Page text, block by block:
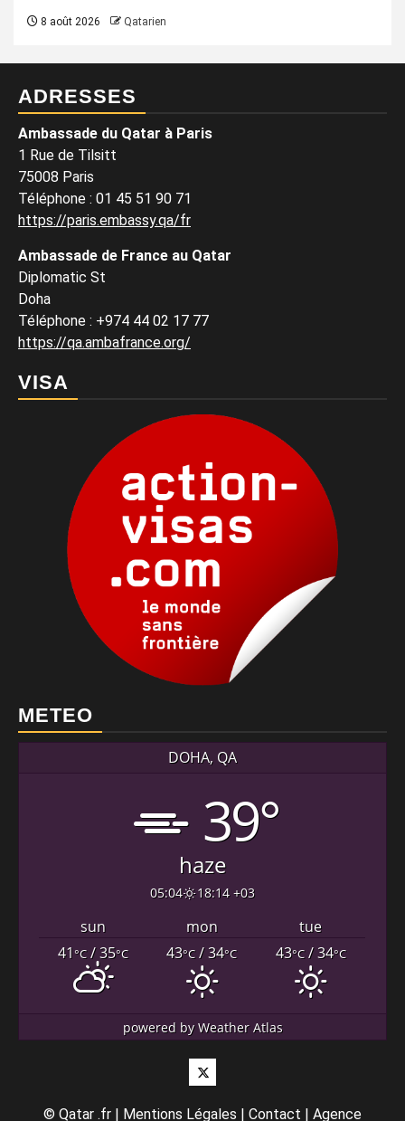
8 août 2026 Qatarien
ADRESSES
Ambassade du Qatar à Paris
1 Rue de Tilsitt
75008 Paris
Téléphone : 01 45 51 90 71
https://paris.embassy.qa/fr
Ambassade de France au Qatar
Diplomatic St
Doha
Téléphone : +974 44 02 17 77
https://qa.ambafrance.org/
VISA
METEO
DOHA, QA
39°
haze
05:04 18:14 +03
sun mon
tue
41°C/ 35°C 43°C/ 34°C 43°C/ 34°C
powered byWeather Atlas
Twitter
© Qatar .fr Mentions Légales Contact Agence